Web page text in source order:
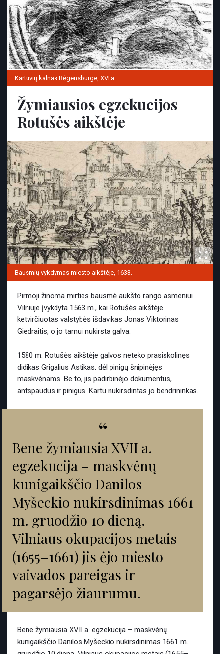
Kartuvių kalnas Rėgensburge, XVI a.
Žymiausios egzekucijos
Rotušės aikštėje
Bausmių vykdymas miesto aikštėje, 1633.
Pirmoji žinoma mirties bausmė aukšto rango asmeniui
Vilniuje įvykdyta 1563 m., kai Rotušės aikštėje
ketvirčiuotas valstybės išdavikas Jonas Viktorinas
Giedraitis, o jo tarnui nukirsta galva.
1580 m. Rotušės aikštėje galvos neteko prasiskolinęs
didikas Grigalius Astikas, dėl pinigų šnipinėjęs
maskvėnams. Be to, jis padirbinėjo dokumentus,
antspaudus ir pinigus. Kartu nukirsdintas jo bendrininkas.
“
Bene žymiausia XVII a.
egzekucija – maskvėnų
kunigaikščio Danilos
Myšeckio nukirsdinimas 1661
m. gruodžio 10 dieną.
Vilniaus okupacijos metais
(1655–1661) jis ėjo miesto
vaivados pareigas ir
pagarsėjo žiaurumu.
Bene žymiausia XVII a. egzekucija – maskvėnų
kunigaikščio Danilos Myšeckio nukirsdinimas 1661 m.